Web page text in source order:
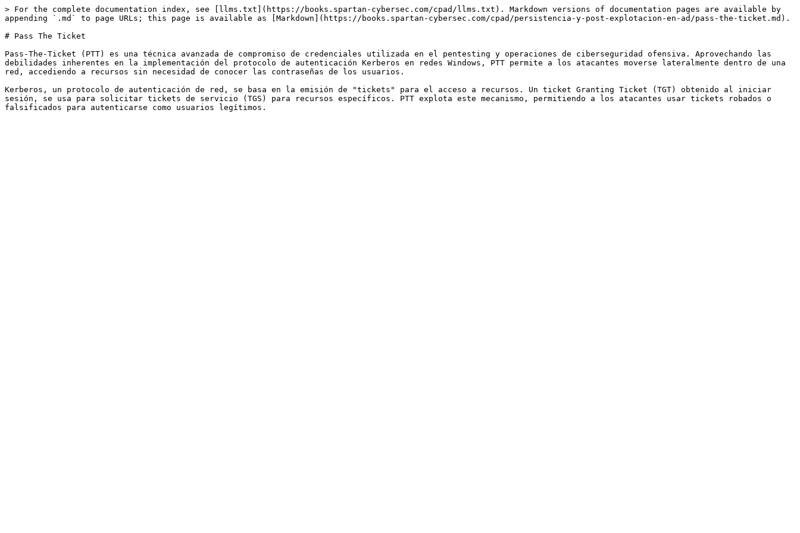
> For the complete documentation index, see [llms.txt](https://books.spartan-cybersec.com/cpad/llms.txt). Markdown versions of documentation pages are available by
appending `.md` to page URLs; this page is available as [Markdown](https://books.spartan-cybersec.com/cpad/persistencia-y-post-explotacion-en-ad/pass-the-ticket.md).
# Pass The Ticket
Pass-The-Ticket (PTT) es una técnica avanzada de compromiso de credenciales utilizada en el pentesting y operaciones de ciberseguridad ofensiva. Aprovechando las
debilidades inherentes en la implementación del protocolo de autenticación Kerberos en redes Windows, PTT permite a los atacantes moverse lateralmente dentro de una
red, accediendo a recursos sin necesidad de conocer las contraseñas de los usuarios.
Kerberos, un protocolo de autenticación de red, se basa en la emisión de "tickets" para el acceso a recursos. Un ticket Granting Ticket (TGT) obtenido al iniciar
sesión, se usa para solicitar tickets de servicio (TGS) para recursos específicos. PTT explota este mecanismo, permitiendo a los atacantes usar tickets robados o